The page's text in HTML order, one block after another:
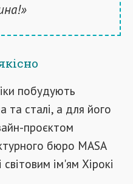
побудують
та сталі, а для його
проєктом
бюро MASA
ім'ям Хірокі